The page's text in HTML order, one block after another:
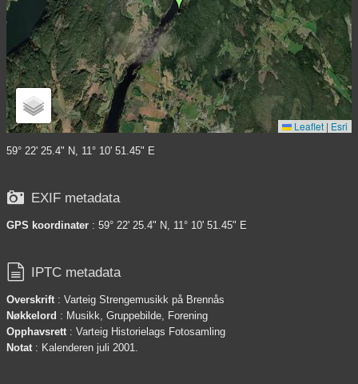
Leaflet | Esri
59° 22' 25.4" N, 11° 10' 51.45" E
 EXIF metadata
GPS koordinater : 59° 22' 25.4" N, 11° 10' 51.45" E
 IPTC metadata
Overskrift: Varteig Strengemusikk på Brennås
Nøkkelord : Musikk, Gruppebilde, Forening
Opphavsrett: Varteig Historielags Fotosamling
Notat: Kalenderen juli 2001.